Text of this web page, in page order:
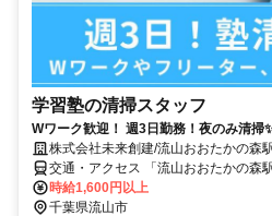
学習塾の清掃スタッフ
Wワーク歓迎！ 週3日勤務！夜のみ清掃
株式会社未来創建/流山おおたかの森
交通・アクセス 「流山おおたかの森
時給1,600円以上
千葉県流山市